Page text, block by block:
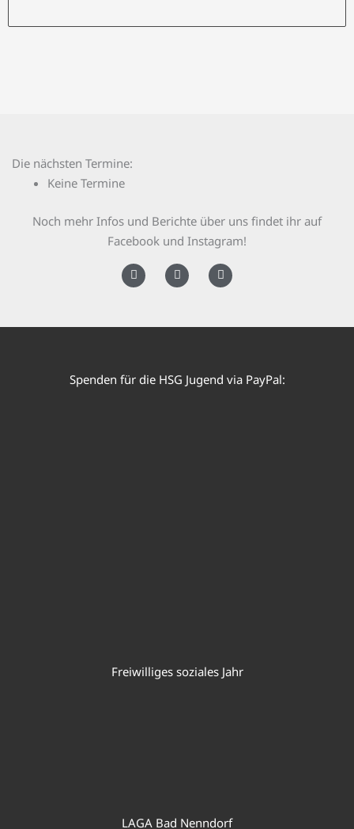
Die nächsten Termine:
Keine Termine
Noch mehr Infos und Berichte über uns findet ihr auf
Facebook und Instagram!
F
e
k
I
t
a
m
Y
t
Spenden für die HSG Jugend via PayPal:
Freiwilliges soziales Jahr
LAGA Bad Nenndorf